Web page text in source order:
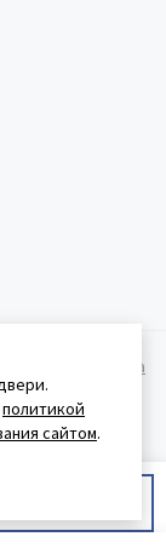
Политика
сайта
политикой
сайтом.